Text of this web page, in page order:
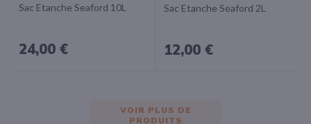
Sac Etanche Seaford 10L
24,00 €
Sac Etanche Seaford 2L
12,00 €
VOIR PLUS DE
PRODUITS